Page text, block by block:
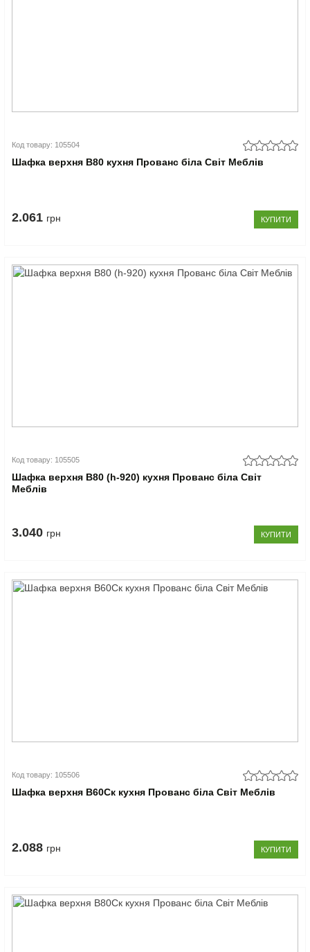
Код товару: 105504
Шафка верхня В80 кухня Прованс біла Світ Меблів
2.061 грн КУПИТИ
Код товару: 105505
Шафка верхня В80 (h-920) кухня Прованс біла Світ
Меблів
3.040 грн КУПИТИ
Код товару: 105506
Шафка верхня В60Ск кухня Прованс біла Світ Меблів
2.088 грн КУПИТИ